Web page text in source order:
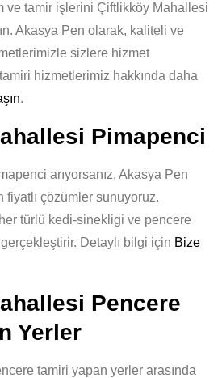
ve tamir işlerini Çiftlikköy Mahallesi
Akasya Pen olarak, kaliteli ve
sizlere hizmet
hizmetlerimiz hakkında daha
.
Pimapenci
arıyorsanız, Akasya Pen
çözümler sunuyoruz.
türlü kedi-sinekligi ve pencere
Detaylı bilgi için Bize
Pencere
Yerler
tamiri yapan yerler arasında